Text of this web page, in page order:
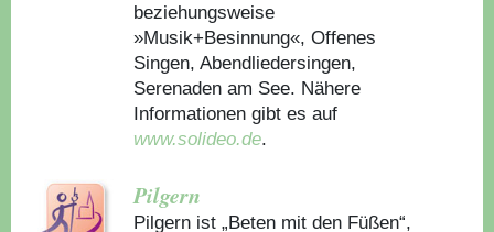
beziehungsweise
»Musik+Besinnung«, Offenes
Singen, Abendliedersingen,
Serenaden am See. Nähere
Informationen gibt es auf
www.solideo.de.
Pilgern
Pilgern ist „Beten mit den Füßen“,